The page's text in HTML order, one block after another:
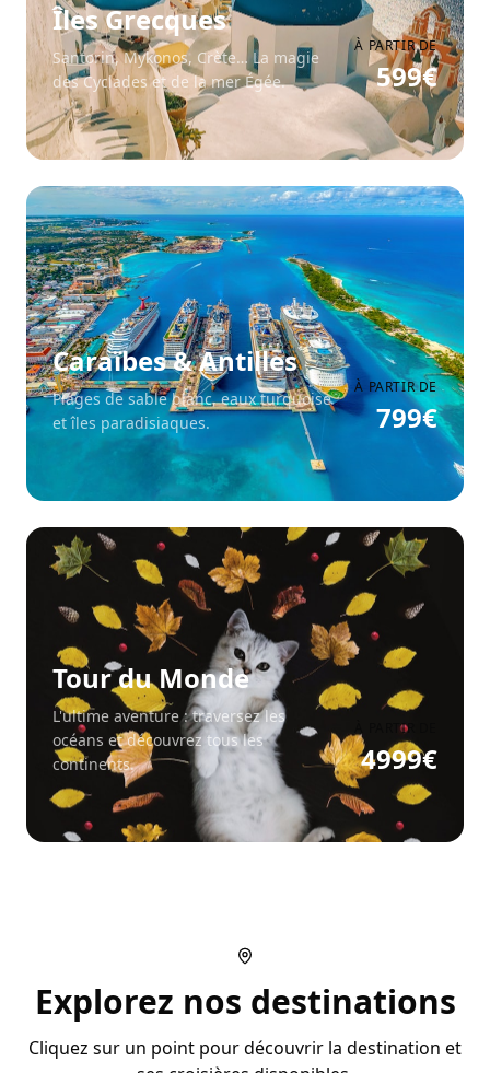
Îles Grecques
Santorin, Mykonos, Crète… La magie
des Cyclades et de la mer Égée.
À PARTIR DE
599€
Caraïbes & Antilles
Plages de sable blanc, eaux turquoise
et îles paradisiaques.
À PARTIR DE
799€
Tour du Monde
L'ultime aventure : traversez les
océans et découvrez tous les
continents.
À PARTIR DE
4999€
Explorez nos destinations
Cliquez sur un point pour découvrir la destination et